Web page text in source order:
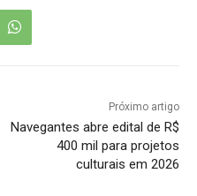
Próximo artigo
Navegantes abre edital de R$
400 mil para projetos
culturais em 2026